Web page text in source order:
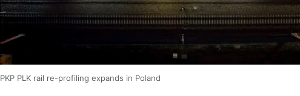
PKP PLK rail re-profiling expands in Poland